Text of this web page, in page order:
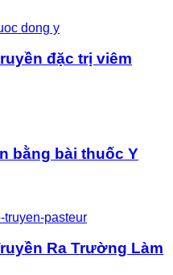
đặc trị viêm
bằng bài thuốc Y
Ra Trường Làm